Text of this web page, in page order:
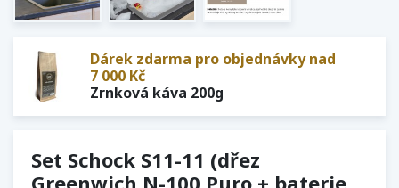
Dárek zdarma pro objednávky nad
7 000 Kč
Zrnková káva 200g
Set Schock S11-11 (dřez